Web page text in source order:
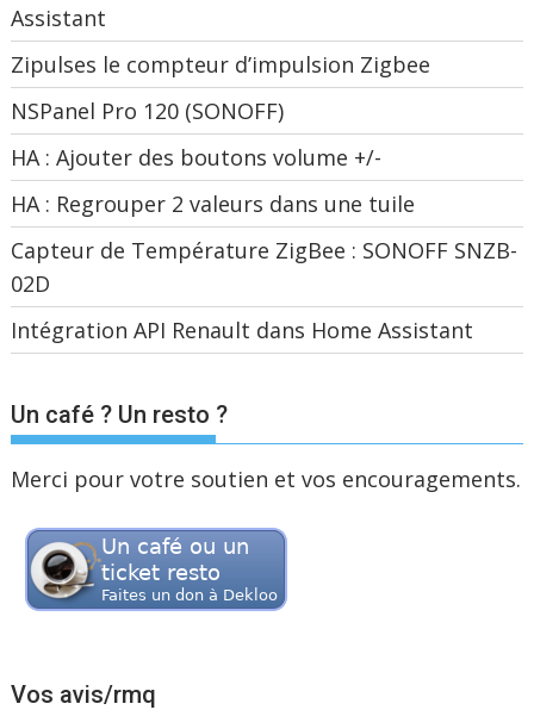
Assistant
Zipulses le compteur d’impulsion Zigbee
NSPanel Pro 120 (SONOFF)
HA : Ajouter des boutons volume +/-
HA : Regrouper 2 valeurs dans une tuile
Capteur de Température ZigBee : SONOFF SNZB-
02D
Intégration API Renault dans Home Assistant
Un café ? Un resto ?
Merci pour votre soutien et vos encouragements.
Vos avis/rmq